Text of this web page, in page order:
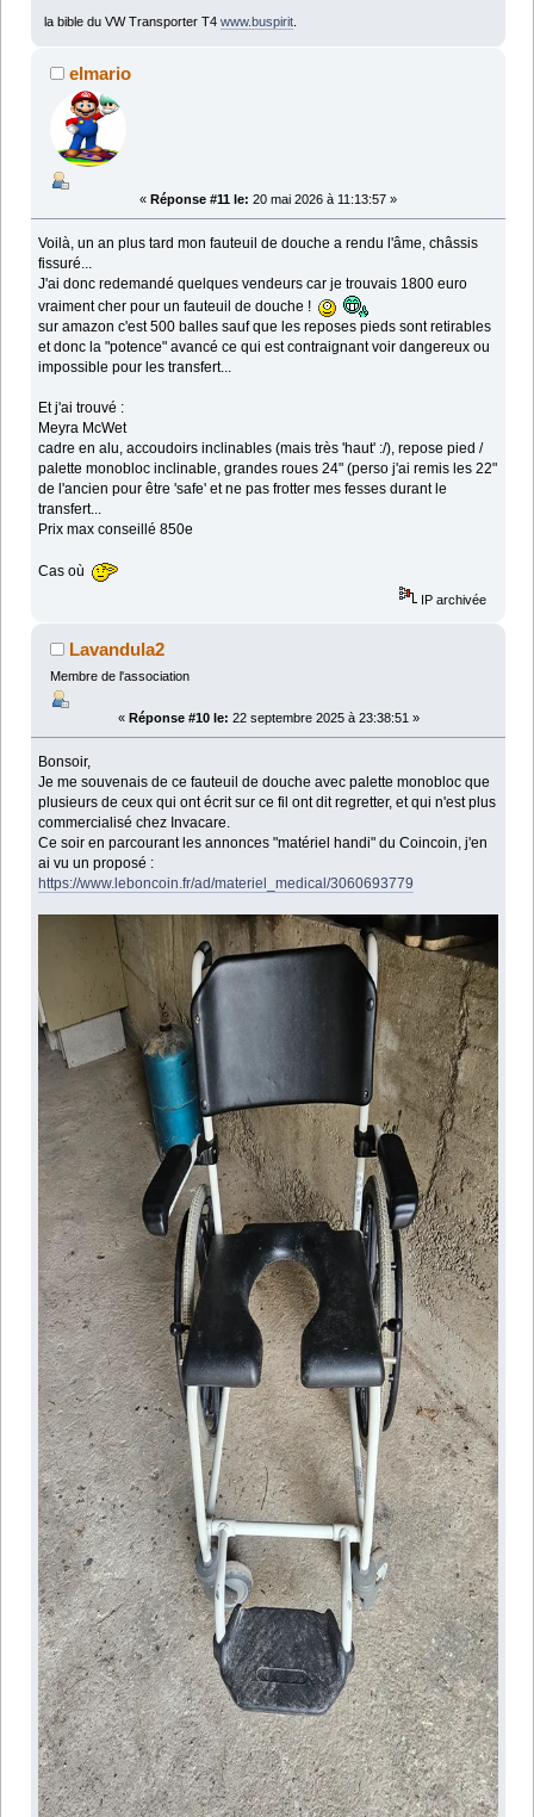
la bible du VW Transporter T4 www.buspirit.
elmario
« Réponse #11 le: 20 mai 2026 à 11:13:57 »
Voilà, un an plus tard mon fauteuil de douche a rendu l'âme, châssis
fissuré...
J'ai donc redemandé quelques vendeurs car je trouvais 1800 euro
vraiment cher pour un fauteuil de douche !
sur amazon c'est 500 balles sauf que les reposes pieds sont retirables
et donc la "potence" avancé ce qui est contraignant voir dangereux ou
impossible pour les transfert...
Et j'ai trouvé :
Meyra McWet
cadre en alu, accoudoirs inclinables (mais très 'haut' :/), repose pied /
palette monobloc inclinable, grandes roues 24" (perso j'ai remis les 22"
de l'ancien pour être 'safe' et ne pas frotter mes fesses durant le
transfert...
Prix max conseillé 850e
Cas où
IP archivée
Lavandula2
Membre de l'association
« Réponse #10 le: 22 septembre 2025 à 23:38:51 »
Bonsoir,
Je me souvenais de ce fauteuil de douche avec palette monobloc que
plusieurs de ceux qui ont écrit sur ce fil ont dit regretter, et qui n'est plus
commercialisé chez Invacare.
Ce soir en parcourant les annonces "matériel handi" du Coincoin, j'en
ai vu un proposé :
https://www.leboncoin.fr/ad/materiel_medical/3060693779